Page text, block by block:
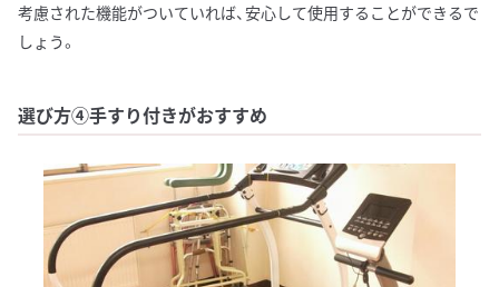
考慮された機能がついていれば、安心して使用することができるで
しょう。
選び方④手すり付きがおすすめ